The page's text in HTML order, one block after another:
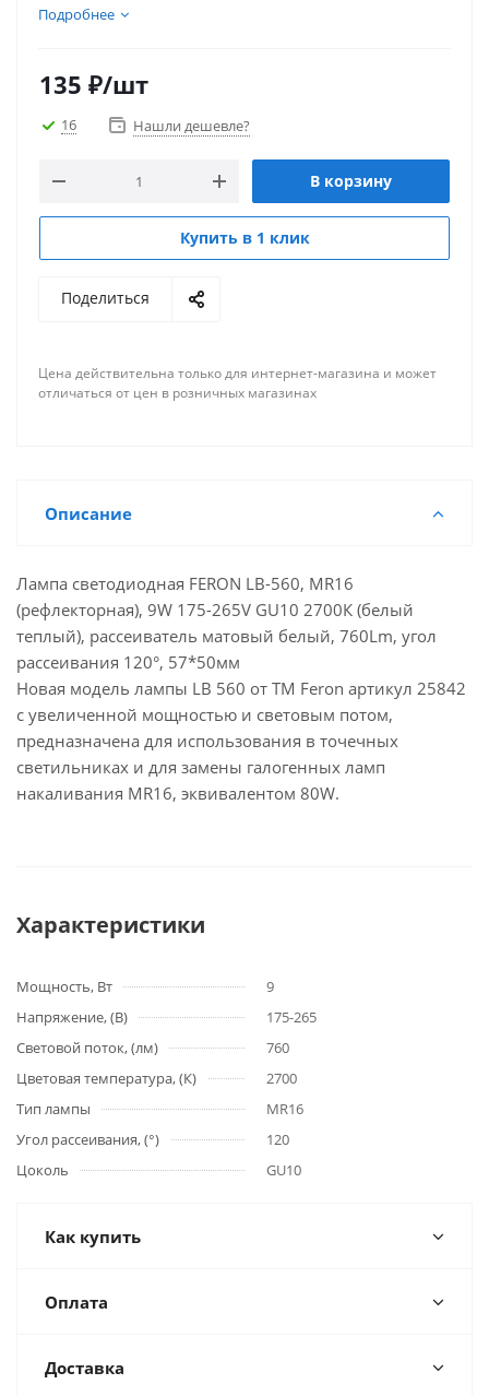
Подробнее
135 ₽/шт
16 Нашли дешевле?
В корзину
Купить в 1 клик
Поделиться
Цена действительна только для интернет-магазина и может
отличаться от цен в розничных магазинах
Описание
Лампа светодиодная FERON LB-560, MR16
(рефлекторная), 9W 175-265V GU10 2700К (белый
теплый), рассеиватель матовый белый, 760Lm, угол
рассеивания 120°, 57*50мм
Новая модель лампы LB 560 от ТМ Feron артикул 25842
с увеличенной мощностью и световым потом,
предназначена для использования в точечных
светильниках и для замены галогенных ламп
накаливания MR16, эквивалентом 80W.
Характеристики
Мощность, Вт
9
Напряжение, (В)
175-265
Световой поток, (лм)
760
Цветовая температура, (К)
2700
Тип лампы
MR16
Угол рассеивания, (°)
120
Цоколь
GU10
Как купить
Оплата
Доставка